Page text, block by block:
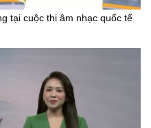
tại cuộc thi âm nhạc quốc tế